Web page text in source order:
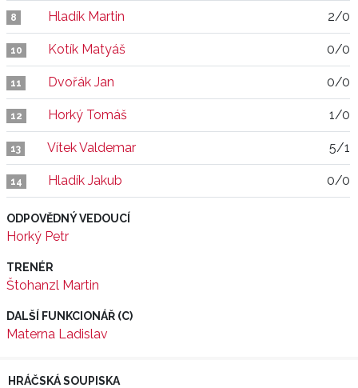
8 Hladík Martin 2/0
10 Kotík Matyáš 0/0
11 Dvořák Jan 0/0
12 Horký Tomáš 1/0
13 Vítek Valdemar 5/1
14 Hladík Jakub 0/0
ODPOVĚDNÝ VEDOUCÍ
Horký Petr
TRENÉR
Štohanzl Martin
DALŠÍ FUNKCIONÁŘ (C)
Materna Ladislav
HRÁČSKÁ SOUPISKA